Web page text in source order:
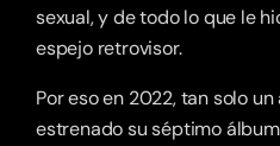
sexual, y de todo lo que le
espejo retrovisor.
Por eso en 2022, tan solo
estrenado su séptimo